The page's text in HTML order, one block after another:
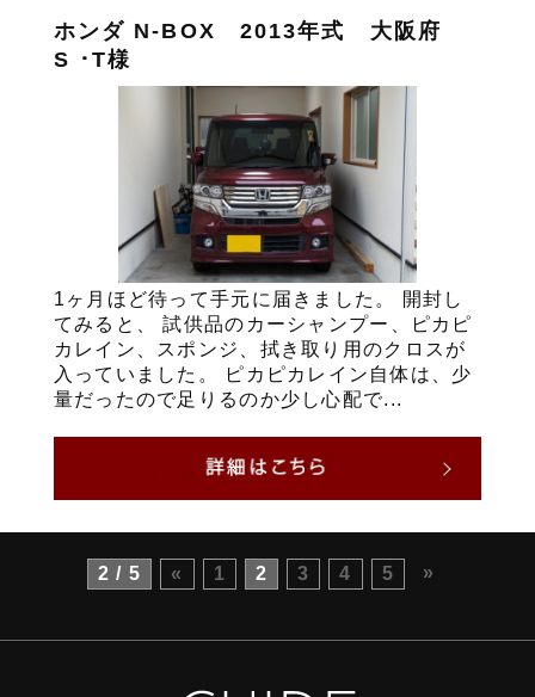
ホンダ N-BOX 2013年式 大阪府
S ･T様
1ヶ月ほど待って手元に届きました。 開封し
てみると、 試供品のカーシャンプー、ピカピ
カレイン、スポンジ、拭き取り用のクロスが
入っていました。 ピカピカレイン自体は、少
量だったので足りるのか少し心配で...
2 / 5 « 1 2 3 4 5 »